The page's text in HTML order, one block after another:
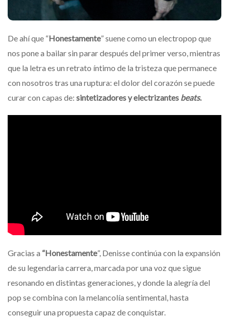
De ahí que “Honestamente” suene como un electropop que
nos pone a bailar sin parar después del primer verso, mientras
que la letra es un retrato íntimo de la tristeza que permanece
con nosotros tras una ruptura: el dolor del corazón se puede
curar con capas de: sintetizadores y electrizantes beats.
Gracias a “Honestamente”, Denisse continúa con la expansión
de su legendaria carrera, marcada por una voz que sigue
resonando en distintas generaciones, y donde la alegría del
pop se combina con la melancolía sentimental, hasta
conseguir una propuesta capaz de conquistar.